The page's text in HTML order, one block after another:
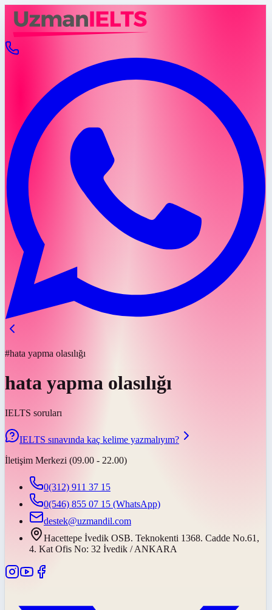
#hata yapma olasılığı
hata yapma olasılığı
IELTS soruları
IELTS sınavında kaç kelime yazmalıyım?
İletişim Merkezi (09.00 - 22.00)
0(312) 911 37 15
0(546) 855 07 15 (WhatsApp)
destek@uzmandil.com
Hacettepe İvedik OSB. Teknokenti 1368. Cadde No.61,
4. Kat Ofis No: 32 İvedik / ANKARA